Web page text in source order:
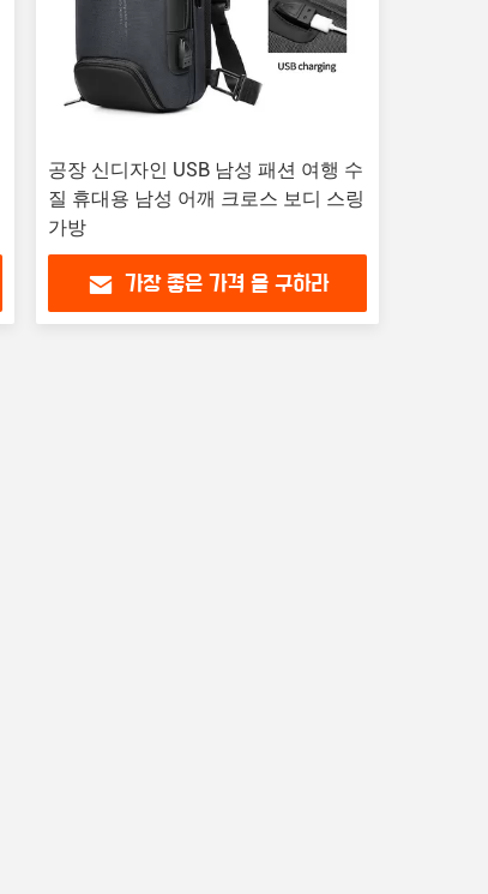
공장 신디자인 USB 남성 패션 여행 수
질 휴대용 남성 어깨 크로스 보디 스링
가방
가장 좋은 가격 을 구하라